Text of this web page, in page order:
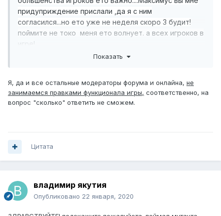
придуприждение прислали ,да я с ним
согласился...но ето уже не неделя скоро 3 будит!
поймите не токо меня ето волнует. а всех игроков в
игре!
Если ждать хотя бы ответте сколько?Все мы люди у
Показать
Я, да и все остальные модераторы форума и онлайна, не
занимаемся правками функционала игры, соответственно, на
вопрос "сколько" ответить не сможем.
Цитата
владимир якутия
Опубликовано 22 января, 2020